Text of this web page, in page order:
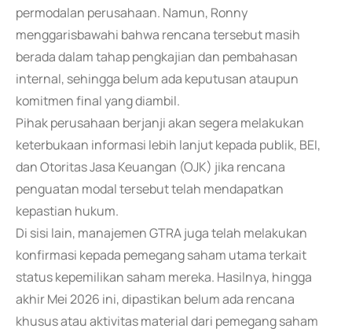
permodalan perusahaan. Namun, Ronny
menggarisbawahi bahwa rencana tersebut masih
berada dalam tahap pengkajian dan pembahasan
internal, sehingga belum ada keputusan ataupun
komitmen final yang diambil.
Pihak perusahaan berjanji akan segera melakukan
keterbukaan informasi lebih lanjut kepada publik, BEI,
dan Otoritas Jasa Keuangan (OJK) jika rencana
penguatan modal tersebut telah mendapatkan
kepastian hukum.
Di sisi lain, manajemen GTRA juga telah melakukan
konfirmasi kepada pemegang saham utama terkait
status kepemilikan saham mereka. Hasilnya, hingga
akhir Mei 2026 ini, dipastikan belum ada rencana
khusus atau aktivitas material dari pemegang saham